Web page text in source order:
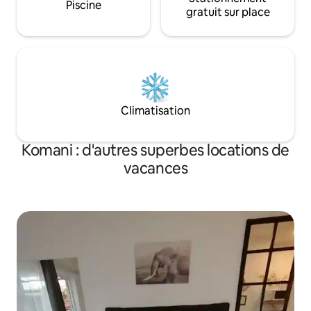
Piscine
gratuit sur place
Climatisation
Komani : d'autres superbes locations de
vacances